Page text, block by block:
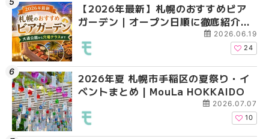
【2026年最新】札幌のおすすめビア
ガーデン｜オープン日順に徹底紹介！
大通公園から穴場テラスまで | MouLa
HOKKAIDO
2026.06.19
24
2026年夏 札幌市手稲区の夏祭り・イ
ベントまとめ | MouLa HOKKAIDO
2026.07.07
10
2026年夏 札幌市北区
ントまとめ | MouLa
2026年夏 札幌市清田
ベントまとめ |
2026年夏 札幌市手稲
ベントまとめ |
2026年夏 札幌市清田
ベントまとめ |